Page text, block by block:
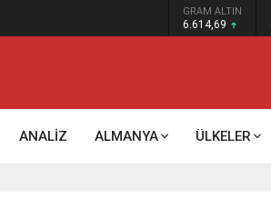
GRAM ALTIN
6.614,69
ANALİZ ALMANYA ÜLKELER